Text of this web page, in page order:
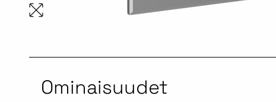
Ominaisuudet